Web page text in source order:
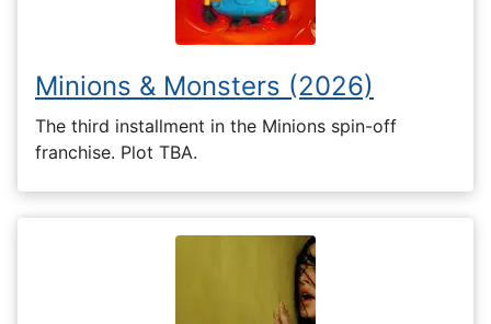
Minions & Monsters (2026)
The third installment in the Minions spin-off
franchise. Plot TBA.